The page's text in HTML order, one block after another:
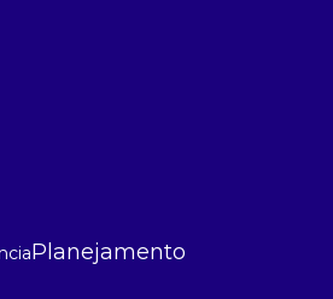
Planejamento